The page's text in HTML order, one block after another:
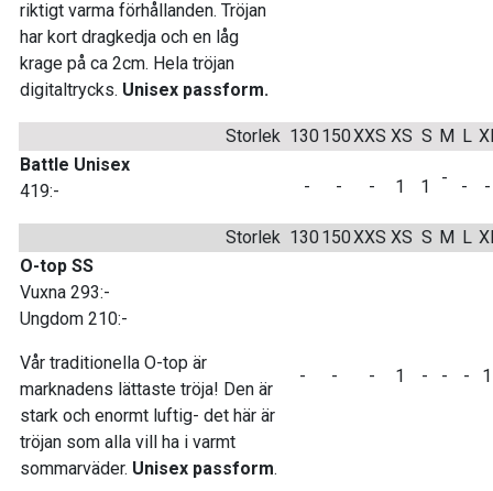
riktigt varma förhållanden. Tröjan
har kort dragkedja och en låg
krage på ca 2cm. Hela tröjan
digitaltrycks. Unisex passform.
Storlek 130150XXS XS S M L
Battle Unisex
419:-
- - - 1 1 - -
Storlek 130 150XXS XS S M L
O-top SS
Vuxna 293:-
Ungdom 210:-
Vår traditionella O-top är
marknadens lättaste tröja! Den är
stark och enormt luftig- det här är
tröjan som alla vill ha i varmt
sommarväder. Unisex passform.
- - - 1 - - -